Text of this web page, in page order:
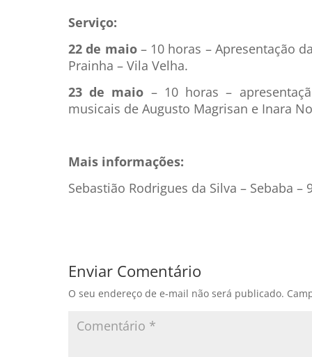
Serviço:
22 de maio– 10 horas – Apresentação
Prainha – Vila Velha.
23 de maio – 10 horas –
musicais de Augusto Magrisan e Inara
Mais informações:
Sebastião Rodrigues da Silva – Sebaba –
Enviar Comentário
O seu endereço de e-mail não será publicado.